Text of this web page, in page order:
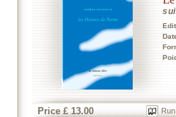
Price £ 13.00